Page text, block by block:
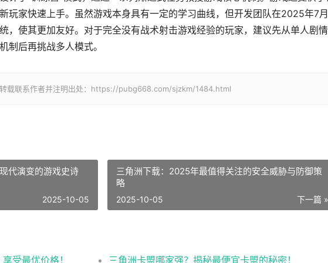
玩家快速上手。虽然游戏本身具有一定的学习曲线，但开发团队在2025年7月
，使其更加友好。对于完全没有战术射击游戏经验的玩家，建议先从单人剧
制后再挑战多人模式。
载联系作者并注明出处：https://pubg668.com/sjzkm/1484.html
代演变的游戏史诗
2025-10-05
三角洲下载：2025年最值得关注的安全威胁与防御策
略
下一篇 »
2025-10-05
受最优价格！ 三角洲卡盟哪家强？揭秘最便宜卡盟的秘密！